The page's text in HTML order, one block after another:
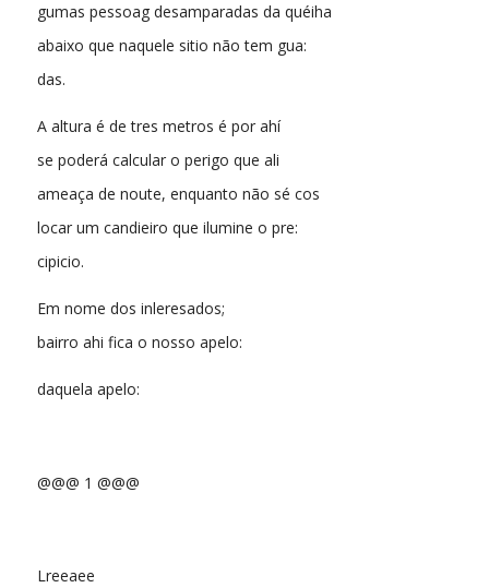
gumas pessoag desamparadas da quéiha
abaixo que naquele sitio não tem gua:
das.
A altura é de tres metros é por ahí
se poderá calcular o perigo que ali
ameaça de noute, enquanto não sé cos
locar um candieiro que ilumine o pre:
cipicio.
Em nome dos inleresados;
bairro ahi fica o nosso apelo:
daquela apelo:
@@@ 1 @@@
Lreeaee